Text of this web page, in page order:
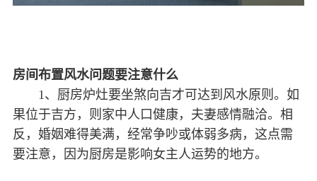
房间布置风水问题要注意什么
1、厨房炉灶要坐煞向吉才可达到风水原则。如
果位于吉方，则家中人口健康，夫妻感情融洽。相
反，婚姻难得美满，经常争吵或体弱多病，这点需
要注意，因为厨房是影响女主人运势的地方。